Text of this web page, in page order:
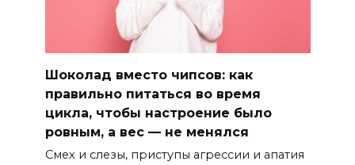
Шоколад вместо чипсов: как
правильно питаться во время
цикла, чтобы настроение было
ровным, а вес — не менялся
Смех и слезы, приступы агрессии и апатия